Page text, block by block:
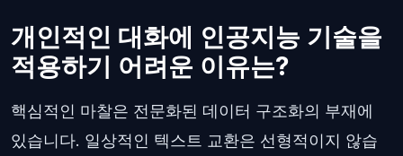
개인적인 대화에 인공지능 기술을
적용하기 어려운 이유는?
핵심적인 마찰은 전문화된 데이터 구조화의 부재에
있습니다. 일상적인 텍스트 교환은 선형적이지 않습